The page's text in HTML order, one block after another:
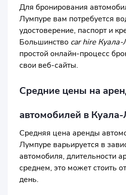
Для бронирования
Лумпуре вам потребуется
удостоверение, паспорт и
Большинство car hire
простой онлайн-процесс
свои веб-сайты.
Средние цены на
автомобилей в
Средняя цена аренды
Лумпуре варьируется в
автомобиля, длительности
среднем, это может стоить
день.